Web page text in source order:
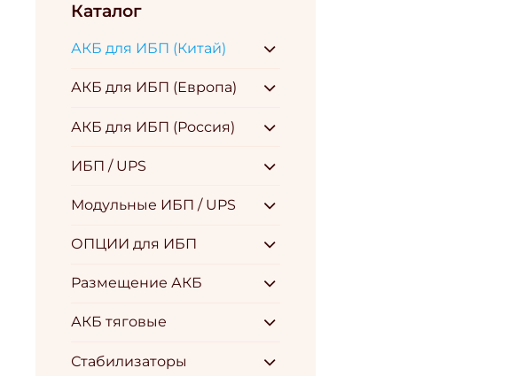
Каталог
АКБ для ИБП (Китай)
АКБ для ИБП (Европа)
АКБ для ИБП (Россия)
ИБП / UPS
Модульные ИБП / UPS
ОПЦИИ для ИБП
Размещение АКБ
АКБ тяговые
Стабилизаторы